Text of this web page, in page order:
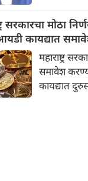
निकाल
न्यायालयाने
घातल्या
अशी आहे की,
रमेश म्हात्रे
राहावे.
सरकारचा मोठा
कायद्यात
महाराष्ट्र
समावेश
कायद्यात